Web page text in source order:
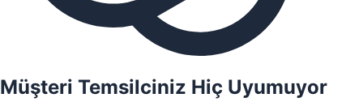
Müşteri Temsilciniz Hiç Uyumuyor